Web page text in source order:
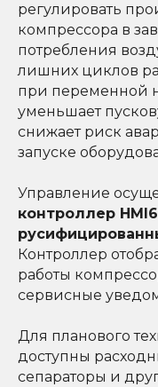
регулировать
компрессора в
потребления
лишних циклов
при переменной
уменьшает
снижает риск
запуске
Управление
контроллер
Контроллер
работы
сервисные
Для планового
доступны
сепараторы и